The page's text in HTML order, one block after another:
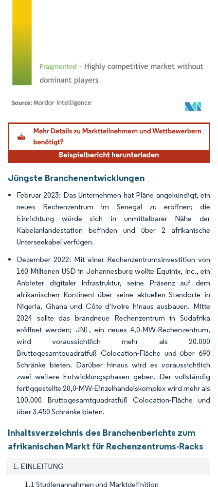
Bild © Mordor Intelligence. Wiederverwendung erfordert Namensnennung gemäß
Jüngste Branchenentwicklungen
Februar 2023: Das Unternehmen hat Pläne angekündigt, ein
neues Rechenzentrum im Senegal zu eröffnen; die
Einrichtung würde sich in unmittelbarer Nähe der
Kabelanlandestation befinden und über 2 afrikanische
Unterseekabel verfügen.
Dezember 2022: Mit einer Rechenzentrumsinvestition von
160 Millionen USD in Johannesburg wollte Equinix, Inc., ein
Anbieter digitaler Infrastruktur, seine Präsenz auf dem
afrikanischen Kontinent über seine aktuellen Standorte in
Nigeria, Ghana und Côte d'Ivoire hinaus ausbauen. Mitte
2024 sollte das brandneue Rechenzentrum in Südafrika
eröffnet werden; JN1, ein neues 4,0-MW-Rechenzentrum,
wird voraussichtlich mehr als 20.000
Bruttogesamtquadratfuß Colocation-Fläche und über 690
Schränke bieten. Darüber hinaus wird es voraussichtlich
zwei weitere Entwicklungsphasen geben. Der vollständig
fertiggestellte 20,0-MW-Einzelhandelskomplex wird mehr als
100.000 Bruttogesamtquadratfuß Colocation-Fläche und
über 3.450 Schränke bieten.
Inhaltsverzeichnis des Branchenberichts zum
afrikanischen Markt für Rechenzentrums-Racks
1. EINLEITUNG
1.1 Studienannahmen und Marktdefinition